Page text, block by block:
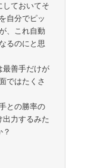
ておいてそ
自分でピッ
、これ自動
るのにと思
最善手だけが
ではたくさ
との勝率の
力するみた